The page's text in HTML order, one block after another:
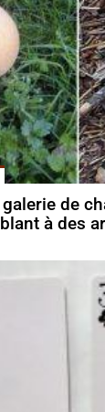
de
à des